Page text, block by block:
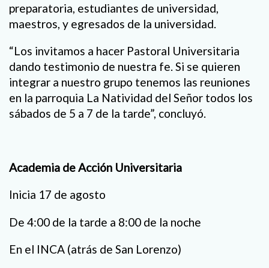
preparatoria, estudiantes de universidad,
maestros, y egresados de la universidad.
“Los invitamos a hacer Pastoral Universitaria
dando testimonio de nuestra fe. Si se quieren
integrar a nuestro grupo tenemos las reuniones
en la parroquia La Natividad del Señor todos los
sábados de 5 a 7 de la tarde”, concluyó.
Academia de Acción Universitaria
Inicia 17 de agosto
De 4:00 de la tarde a 8:00 de la noche
En el INCA (atrás de San Lorenzo)